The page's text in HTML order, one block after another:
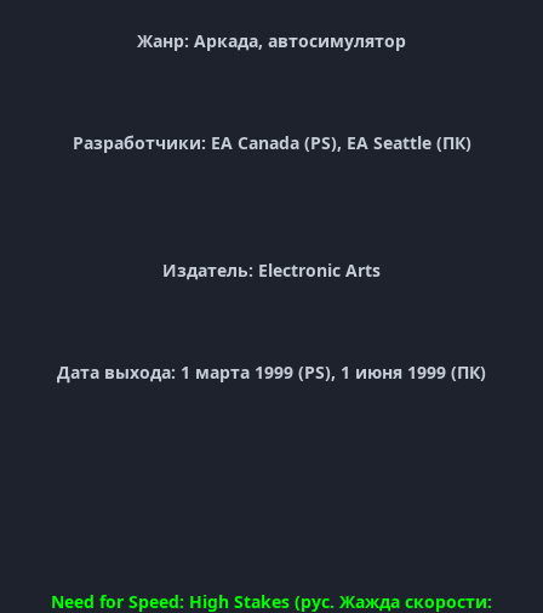
Жанр: Аркада, автосимулятор
Разработчики: EA Canada (PS), EA Seattle (ПК)
Издатель: Electronic Arts
Дата выхода: 1 марта 1999 (PS), 1 июня 1999 (ПК)
Need for Speed: High Stakes (рус. Жажда скорости: